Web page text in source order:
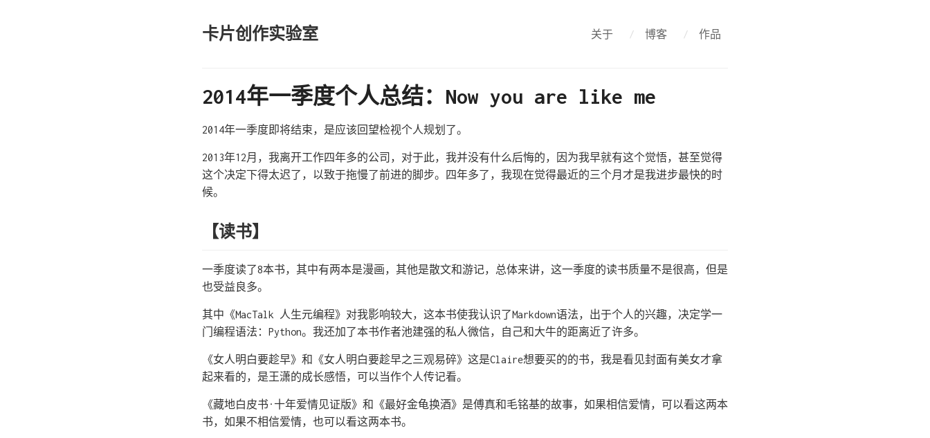
卡片创作实验室 关于 / 博客 / 作品
2014年一季度个人总结：Now you are like me
2014年一季度即将结束，是应该回望检视个人规划了。
2013年12月，我离开工作四年多的公司，对于此，我并没有什么后悔的，因为我早就有这个觉悟，甚至觉得
这个决定下得太迟了，以致于拖慢了前进的脚步。四年多了，我现在觉得最近的三个月才是我进步最快的时
候。
【读书】
一季度读了8本书，其中有两本是漫画，其他是散文和游记，总体来讲，这一季度的读书质量不是很高，但是
也受益良多。
其中《MacTalk 人生元编程》对我影响较大，这本书使我认识了Markdown语法，出于个人的兴趣，决定学一
门编程语法：Python。我还加了本书作者池建强的私人微信，自己和大牛的距离近了许多。
《女人明白要趁早》和《女人明白要趁早之三观易碎》这是Claire想要买的的书，我是看见封面有美女才拿
起来看的，是王潇的成长感悟，可以当作个人传记看。
《藏地白皮书·十年爱情见证版》和《最好金龟换酒》是傅真和毛铭基的故事，如果相信爱情，可以看这两本
书，如果不相信爱情，也可以看这两本书。